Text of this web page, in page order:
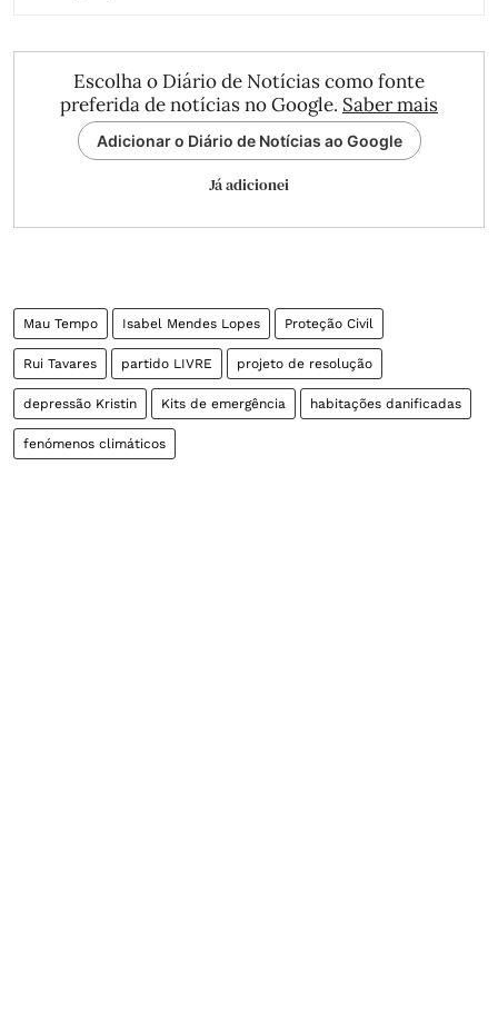
Escolha o Diário de Notícias como fonte
preferida de notícias no Google. Saber mais
Adicionar o Diário de Notícias ao Google
Já adicionei
Mau Tempo Isabel Mendes Lopes Proteção Civil
Rui Tavares partido LIVRE projeto de resolução
depressão Kristin Kits de emergência habitações danificadas
fenómenos climáticos